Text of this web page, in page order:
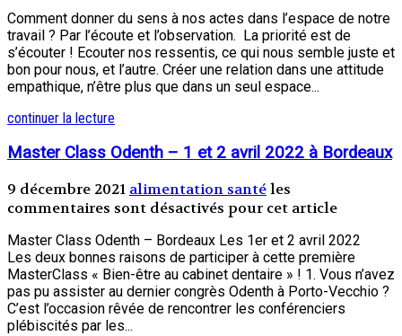
Comment donner du sens à nos actes dans l’espace de notre
travail ? Par l’écoute et l’observation. La priorité est de
s’écouter ! Ecouter nos ressentis, ce qui nous semble juste et
bon pour nous, et l’autre. Créer une relation dans une attitude
empathique, n’être plus que dans un seul espace...
continuer la lecture
Master Class Odenth – 1 et 2 avril 2022 à Bordeaux
9 décembre 2021 alimentation santéles
commentaires sont désactivés pour cet article
Master Class Odenth – Bordeaux Les 1er et 2 avril 2022
Les deux bonnes raisons de participer à cette première
MasterClass « Bien-être au cabinet dentaire » ! 1. Vous n’avez
pas pu assister au dernier congrès Odenth à Porto-Vecchio ?
C’est l’occasion rêvée de rencontrer les conférenciers
plébiscités par les...